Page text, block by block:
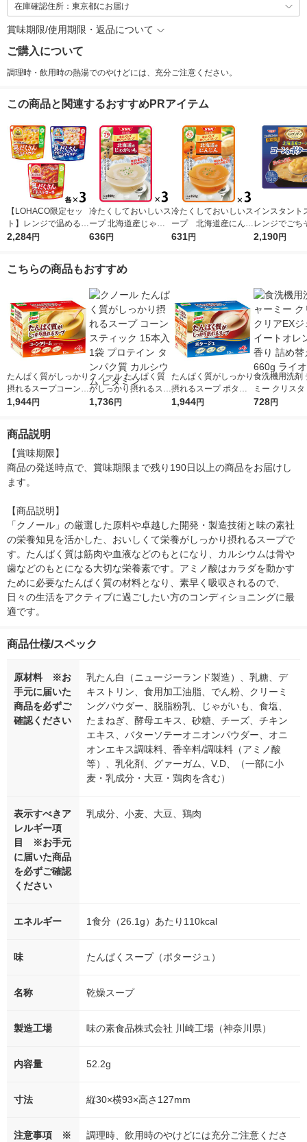
在庫確認住所：東京都にお届け
賞味期限/使用期限・返品について
ご購入について
調理時・飲用時の熱湯でのやけどには、充分ご注意ください。
この商品と関連するおすすめPRアイテム
【LOHACO限定セッ
ト】レンジで温めるだ
け♪ 江崎グリコ クレ
セット（9食）
2,284円
冷たくしておいしいス
ープ 北海道産じゃが
いも 1セット（1個×
636円
冷たくしておいしいス
ープ 北海道産にんじ
ん 1セット（1個×3）
631円
インスタント
レンジでごち
コーンのポタ
2,190円
こちらの商品もおすすめ
たんぱく質がしっかり
摂れるスープコーンク
リーム15袋入 1個 ク
1,944円
クノール たんぱく質
がしっかり摂れるスー
プ コーン スティック
1,736円
たんぱく質がしっかり
摂れるスープ ポター
ジュ 1箱（15袋入）ク
1,944円
食洗機用洗剤
ミー クリス
EXジェル ス
728円
商品説明
【賞味期限】
商品の発送時点で、賞味期限まで残り190日以上の商品をお届けし
ます。
【商品説明】
「クノール」の厳選した原料や卓越した開発・製造技術と味の素社
の栄養知見を活かした、おいしくて栄養がしっかり摂れるスープで
す。たんぱく質は筋肉や血液などのもとになり、カルシウムは骨や
歯などのもとになる大切な栄養素です。アミノ酸はカラダを動かす
ために必要なたんぱく質の材料となり、素早く吸収されるので、
日々の生活をアクティブに過ごしたい方のコンディショニングに最
適です。
商品仕様/スペック
原材料 ※お
手元に届いた
商品を必ずご
確認ください
乳たん白（ニュージーランド製造）、乳糖、デ
キストリン、食用加工油脂、でん粉、クリーミ
ングパウダー、脱脂粉乳、じゃがいも、食塩、
たまねぎ、酵母エキス、砂糖、チーズ、チキン
エキス、バターソテーオニオンパウダー、オニ
オンエキス調味料、香辛料/調味料（アミノ酸
等）、乳化剤、グァーガム、V.D、（一部に小
麦・乳成分・大豆・鶏肉を含む）
表示すべきア
レルギー項
目 ※お手元
に届いた商品
を必ずご確認
ください
乳成分、小麦、大豆、鶏肉
エネルギー 1食分（26.1g）あたり110kcal
味 たんぱくスープ（ポタージュ）
名称 乾燥スープ
製造工場 味の素食品株式会社 川崎工場（神奈川県）
内容量 52.2g
寸法 縦30×横93×高さ127mm
注意事項 ※ 調理時、飲用時のやけどには充分ご注意くださ